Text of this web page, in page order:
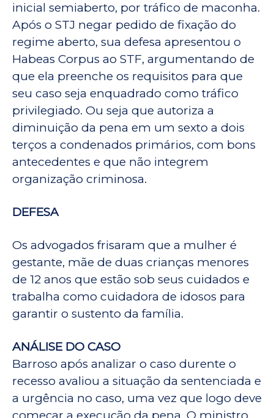
inicial semiaberto, por tráfico de maconha.
Após o STJ negar pedido de fixação do
regime aberto, sua defesa apresentou o
Habeas Corpus ao STF, argumentando de
que ela preenche os requisitos para que
seu caso seja enquadrado como tráfico
privilegiado. Ou seja que autoriza a
diminuição da pena em um sexto a dois
terços a condenados primários, com bons
antecedentes e que não integrem
organização criminosa.
DEFESA
Os advogados frisaram que a mulher é
gestante, mãe de duas crianças menores
de 12 anos que estão sob seus cuidados e
trabalha como cuidadora de idosos para
garantir o sustento da família.
ANÁLISE DO CASO
Barroso após analizar o caso durente o
recesso avaliou a situação da sentenciada e
a urgência no caso, uma vez que logo deve